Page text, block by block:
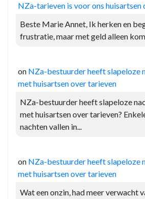
NZa-tarieven is voor ons huisartsen
Beste Marie Annet, Ik herken en
frustratie, maar met geld alleen
on NZa-bestuurder heeft slapeloze
met huisartsen over tarieven
NZa-bestuurder heeft slapeloze
met huisartsen over tarieven?
nachten vallen in...
on NZa-bestuurder heeft slapeloze
met huisartsen over tarieven
Wat een onzin, had meer verwacht